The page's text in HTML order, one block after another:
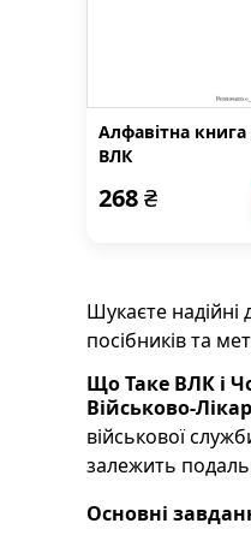
Алфавітна книга
ВЛК
268₴
Шукаєте надійні
посібників та
Що Таке ВЛК і
Військово-
військової
залежить
Основні